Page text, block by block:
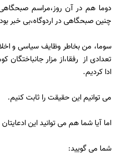
دوما هم در آن روز،مراسم صبحگاهی
چنین صبحگاهی در اردوگاه،بی خبر
سوما، من بخاطر وظایف سیاسی و
تعدادی از رفقا،از مزار جانباختگان
ادا کردیم.
می توانیم این حقیقت را ثابت کنیم.
اما آیا شما هم می توانید این
شما می گویید: